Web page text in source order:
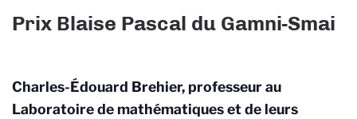
Prix Blaise Pascal du Gamni-Smai
Charles-Édouard Brehier, professeur au
Laboratoire de mathématiques et de leurs